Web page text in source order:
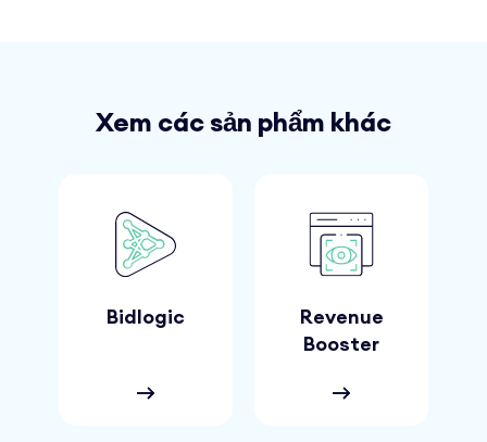
Xem các sản phẩm khác
Bidlogic
Revenue
Booster